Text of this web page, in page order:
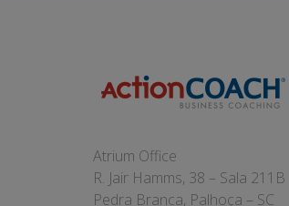
Atrium Office
R. Jair Hamms, 38 – Sala 211B
Pedra Branca, Palhoça – SC